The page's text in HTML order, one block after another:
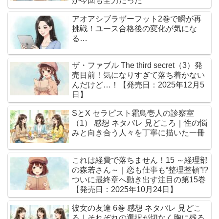
アオアシブラザーフット2巻で瞬が再
挑戦！ユース合格後の変化が気にな
る…
ザ・ファブル The third secret（3）発
売目前！気になりすぎて落ち着かない
んだけど…！【発売日：2025年12月5
日】
SとX セラピスト霜鳥壱人の診察室
（1） 感想 ネタバレ 見どころ｜性の悩
みと向き合う人々を丁寧に描いた一冊
これは経費で落ちません！15 ～経理部
の森若さん～｜恋も仕事も“整理整頓”!?
ついに最終章へ動き出す注目の第15巻
【発売日：2025年10月24日】
彼女の友達 6巻 感想 ネタバレ 見どこ